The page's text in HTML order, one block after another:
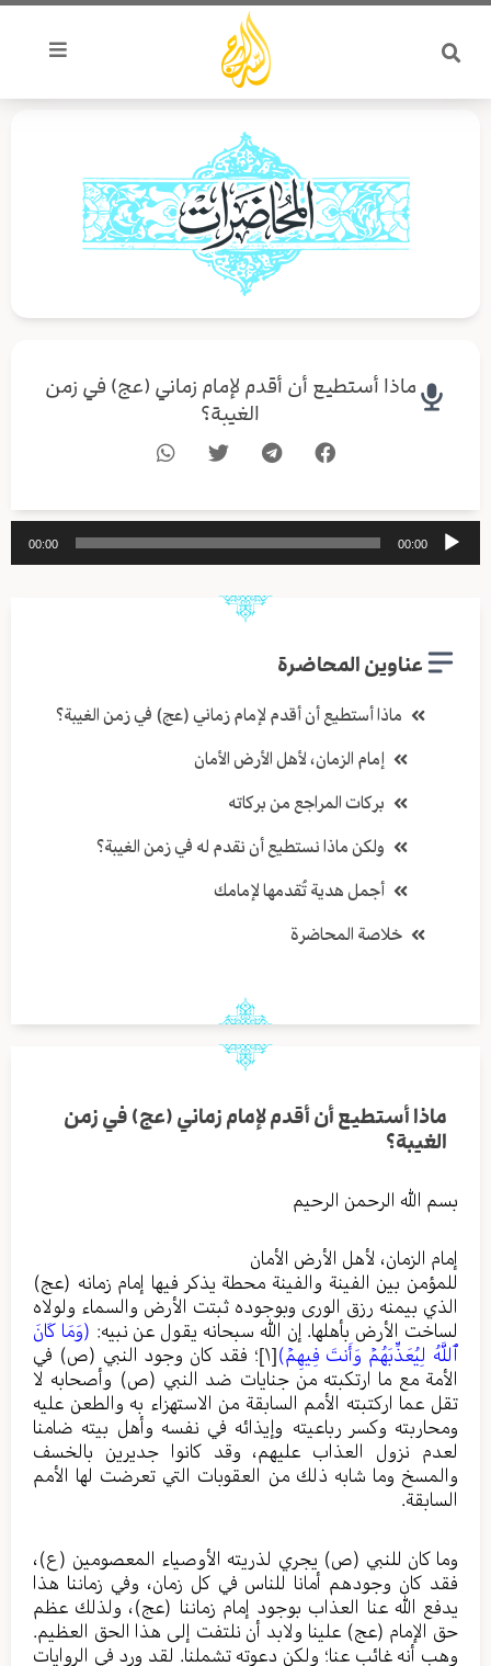
تخطي
المحتوى
ماذا أستطيع أن أقدم لإمام زماني (عج) في زمن
الغيبة؟
مشغل
الصوت
00:00
00:00
عناوين المحاضرة
ماذا أستطيع أن أقدم لإمام زماني (عج) في زمن الغيبة؟
إمام الزمان، لأهل الأرض الأمان
بركات المراجع من بركاته
ولكن ماذا نستطيع أن نقدم له في زمن الغيبة؟
أجمل هدية تُقدمها لإمامك
خلاصة المحاضرة
ماذا أستطيع أن أقدم لإمام زماني (عج) في زمن
الغيبة؟
بسم الله الرحمن الرحيم
إمام الزمان، لأهل الأرض الأمان
للمؤمن بين الفينة والفينة محطة يذكر فيها إمام زمانه (عج)
الذي بيمنه رزق الورى وبوجوده ثبتت الأرض والسماء ولولاه
لساخت الأرض بأهلها. إن الله سبحانه يقول عن نبيه: (وَمَا كَانَ
ٱللَّهُ لِيُعَذِّبَهُمۡ وَأَنتَ فِيهِمۡ)[١] ؛ فقد كان وجود النبي (ص) في
الأمة مع ما ارتكبته من جنايات ضد النبي (ص) وأصحابه لا
تقل عما اركتبته الأمم السابقة من الاستهزاء به والطعن عليه
ومحاربته وكسر رباعيته وإيذائه في نفسه وأهل بيته ضامنا
لعدم نزول العذاب عليهم، وقد كانوا جديرين بالخسف
والمسخ وما شابه ذلك من العقوبات التي تعرضت لها الأمم
السابقة.
وما كان للنبي (ص) يجري لذريته الأوصياء المعصومين (ع)،
فقد كان وجودهم أمانا للناس في كل زمان، وفي زماننا هذا
يدفع الله عنا العذاب بوجود إمام زماننا (عج)، ولذلك عظم
حق الإمام (عج) علينا ولابد أن نلتفت إلى هذا الحق العظيم.
وهب أنه غائب عنا؛ ولكن دعوته تشملنا. لقد ورد في الروايات